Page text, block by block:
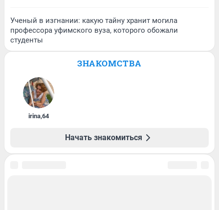
Ученый в изгнании: какую тайну хранит могила
профессора уфимского вуза, которого обожали
студенты
ЗНАКОМСТВА
irina,64
Начать знакомиться